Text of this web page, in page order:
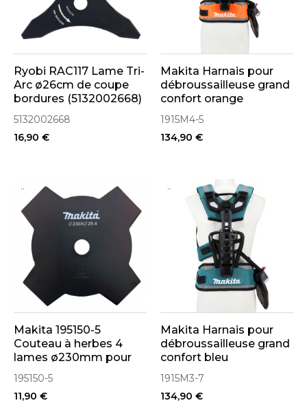
Ryobi RAC117 Lame Tri-
Arc ø26cm de coupe
bordures (5132002668)
5132002668
16,90 €
Makita Harnais pour
débroussailleuse grand
confort orange
fluorescent (1915M4-5)
1915M4-5
134,90 €
..
Makita 195150-5
Couteau à herbes 4
lames ø230mm pour
débroussailleuse
195150-5
11,90 €
..
Makita Harnais pour
débroussailleuse grand
confort bleu
fluorescent (1915M3-7)
1915M3-7
134,90 €